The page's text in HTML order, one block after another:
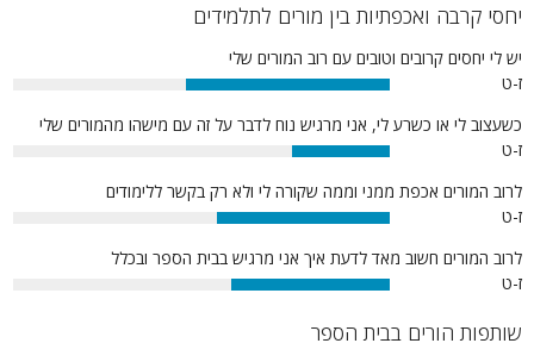
יחסי קרבה ואכפתיות בין מורים לתלמידים
יש לי יחסים קרובים וטובים עם רוב המורים שלי
ז-ט
54%
כשעצוב לי או כשרע לי, אני מרגיש נוח לדבר על זה עם מישהו מהמורים שלי
ז-ט
26%
לרוב המורים אכפת ממני וממה שקורה לי ולא רק בקשר ללימודים
ז-ט
46%
לרוב המורים חשוב מאד לדעת איך אני מרגיש בבית הספר ובכלל
ז-ט
42%
שותפות הורים בבית הספר